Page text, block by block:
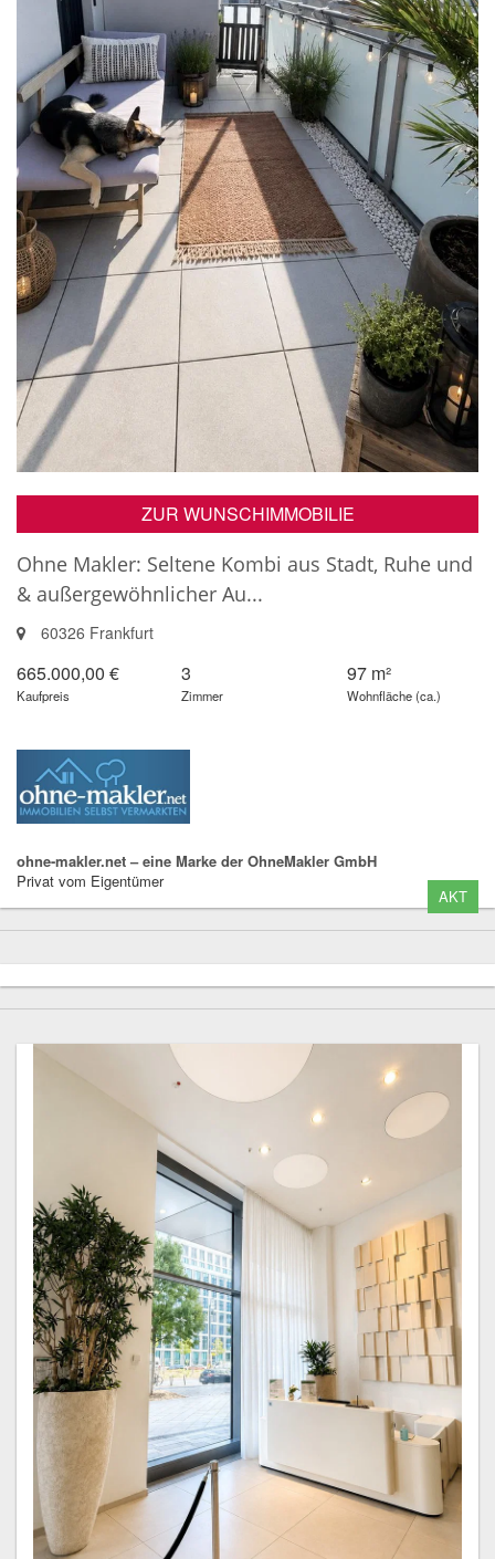
ZUR WUNSCHIMMOBILIE
Ohne Makler: Seltene Kombi aus Stadt, Ruhe und
& außergewöhnlicher Au...
60326 Frankfurt
665.000,00 €
Kaufpreis
3
Zimmer
97 m²
Wohnfläche (ca.)
ohne-makler.net – eine Marke der OhneMakler GmbH
Privat vom Eigentümer
AKT